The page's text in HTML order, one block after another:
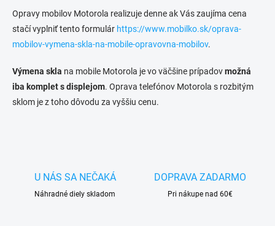
Opravy mobilov Motorola realizuje denne ak Vás zaujíma cena
stačí vyplniť tento formulár https://www.mobilko.sk/oprava-
mobilov-vymena-skla-na-mobile-opravovna-mobilov.
Výmena skla na mobile Motorola je vo väčšine prípadovmožná
iba komplet s displejom. Oprava telefónov Motorola s rozbitým
sklom je z toho dôvodu za vyššiu cenu.
U NÁS SA NEČAKÁ
Náhradné diely skladom
DOPRAVA ZADARMO
Pri nákupe nad 60€